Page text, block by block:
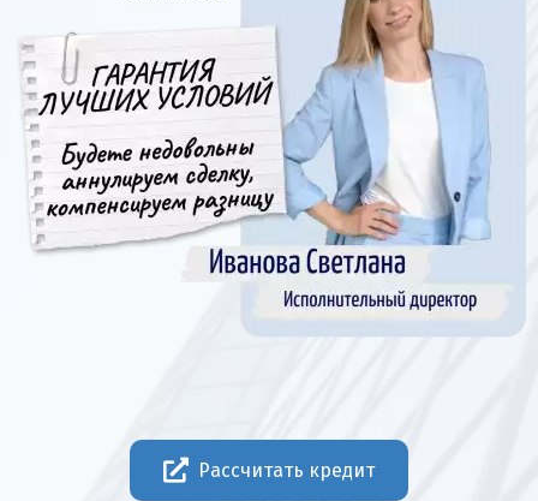
Рассчитать кредит